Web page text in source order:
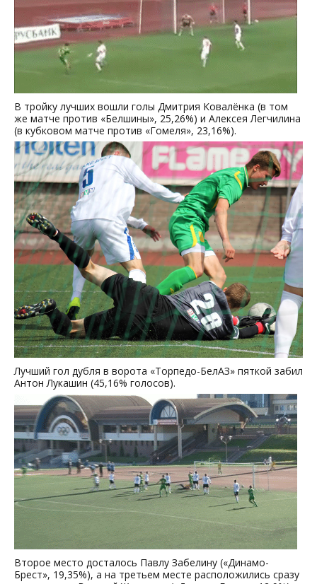
В тройку лучших вошли голы Дмитрия Ковалёнка (в том
же матче против «Белшины», 25,26%) и Алексея Легчилина
(в кубковом матче против «Гомеля», 23,16%).
Лучший гол дубля в ворота «Торпедо-БелАЗ» пяткой забил
Антон Лукашин (45,16% голосов).
Второе место досталось Павлу Забелину («Динамо-
Брест», 19,35%), а на третьем месте расположились сразу